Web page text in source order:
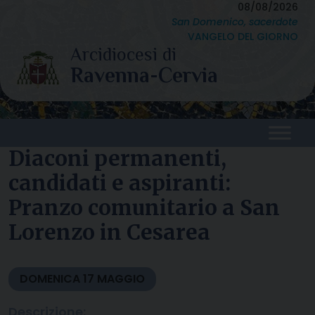
content
08/08/2026
San Domenico, sacerdote
VANGELO DEL GIORNO
Diaconi permanenti,
candidati e aspiranti:
Pranzo comunitario a San
Lorenzo in Cesarea
DOMENICA 17 MAGGIO